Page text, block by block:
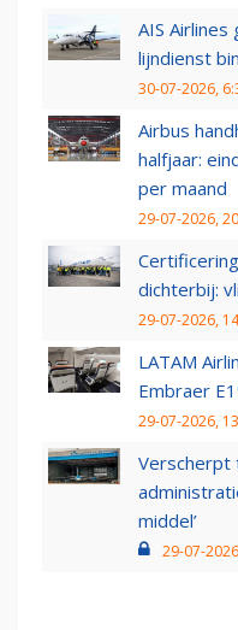
AIS
lijndienst
30-07-2026,
Airbus
halfjaar:
per maand
29-07-2026,
dichterbij:
29-07-2026,
LATAM
Embraer
29-07-2026,
Verscherpt
middel’
29-07-